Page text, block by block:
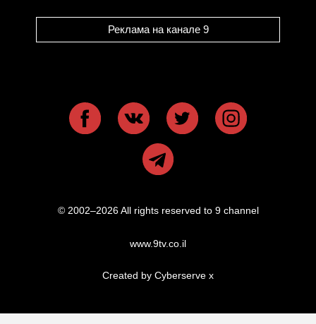
Реклама на канале 9
© 2002–2026 All rights reserved to 9 channel
www.9tv.co.il
Created by Cyberserve x